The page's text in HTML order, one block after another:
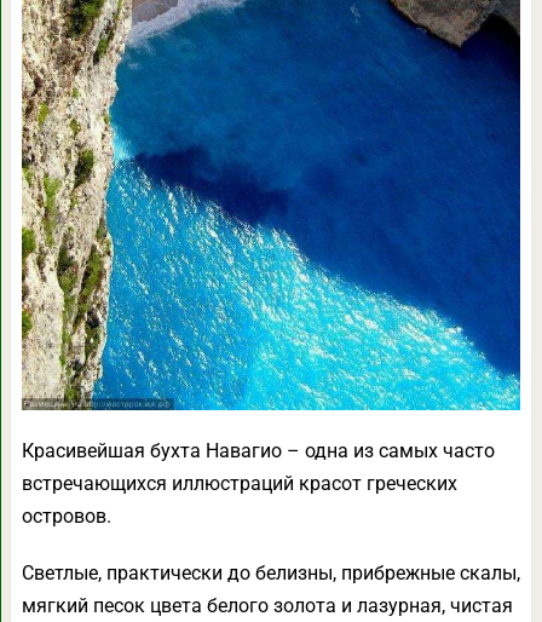
Красивейшая бухта Навагио – одна из самых часто
встречающихся иллюстраций красот греческих
островов.
Светлые, практически до белизны, прибрежные скалы,
мягкий песок цвета белого золота и лазурная, чистая